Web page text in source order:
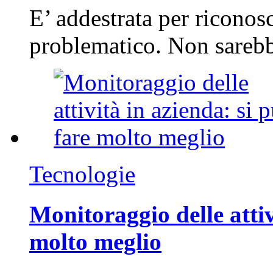
E’ addestrata per
problematico. Non
Tecnologie
Monitoraggio delle
molto meglio